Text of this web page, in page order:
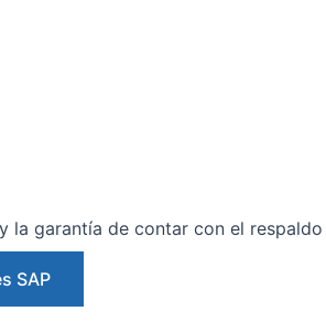
la garantía de contar con el
SAP